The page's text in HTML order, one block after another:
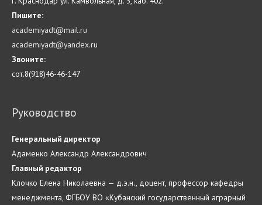
Пишите:
academiyadt@mail.ru
academiyadt@yandex.ru
Звоните:
сот.8(918)46-46-147
Руководство
Генеральный директор
Адаменко Александр Александрович
Главный редактор
Клочко Елена Николаевна — д.э.н., доцент, профессор кафедры
менеджмента, ФГБОУ ВО «Кубанский государственный аграрный